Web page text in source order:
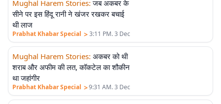
Mughal Harem Stories: जब अकबर के
सीने पर इस हिंदू रानी ने खंजर रखकर बचाई
थी लाज
Prabhat Khabar Special >3:11 PM. 3 Dec
Mughal Harem Stories: अकबर को थी
शराब और अफीम की लत, कॉकटेल का शौकीन
था जहांगीर
Prabhat Khabar Special >9:31 AM. 3 Dec